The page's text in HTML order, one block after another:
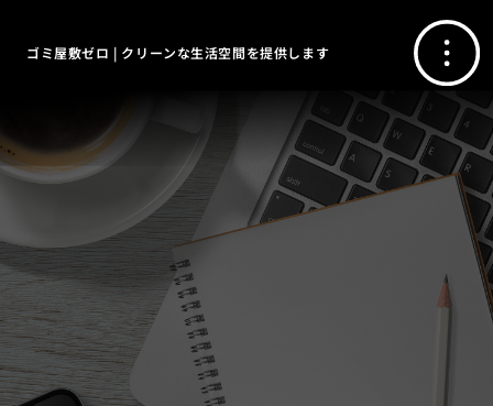
ゴミ屋敷ゼロ | クリーンな生活空間を提供します